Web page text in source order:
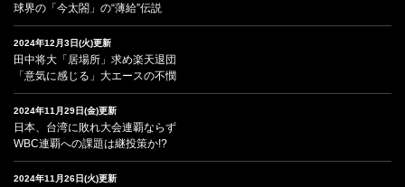
球界の「今太閤」の“薄給”伝説
2024年12月3日(火)更新
田中将大「居場所」求め楽天退団
「意気に感じる」大エースの不憫
2024年11月29日(金)更新
日本、台湾に敗れ大会連覇ならず
WBC連覇への課題は継投策か!?
2024年11月26日(火)更新